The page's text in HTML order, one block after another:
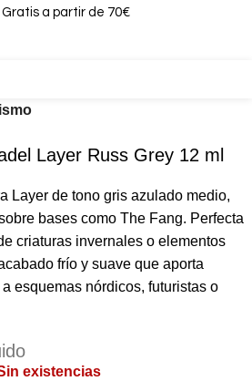
Gratis a partir de 70€
Layer Russ Grey 12 ml
Layer de tono gris azulado medio,
bases como The Fang. Perfecta
criaturas invernales o elementos
frío y suave que aporta
esquemas nórdicos, futuristas o
existencias